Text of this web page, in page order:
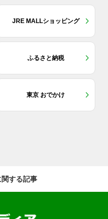
JRE MALLショッピング
ふるさと納税
東京 おでかけ
する記事